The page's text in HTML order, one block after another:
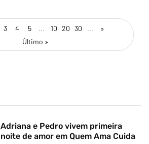
3 4 5 ... 10 20 30 ...
»
Último »
Adriana e Pedro vivem primeira
noite de amor em Quem Ama Cuida